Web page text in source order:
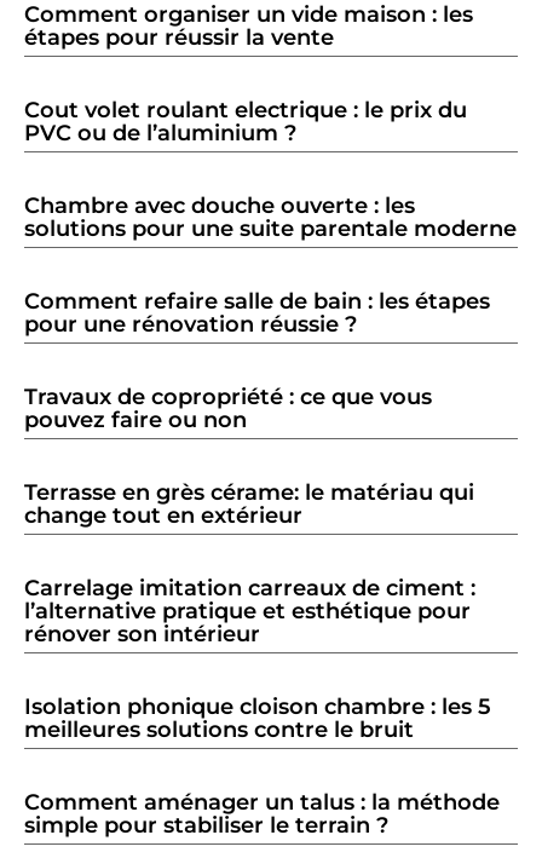
Comment organiser un vide maison : les
étapes pour réussir la vente
Cout volet roulant electrique : le prix du
PVC ou de l’aluminium ?
Chambre avec douche ouverte : les
solutions pour une suite parentale moderne
Comment refaire salle de bain : les étapes
pour une rénovation réussie ?
Travaux de copropriété : ce que vous
pouvez faire ou non
Terrasse en grès cérame: le matériau qui
change tout en extérieur
Carrelage imitation carreaux de ciment :
l’alternative pratique et esthétique pour
rénover son intérieur
Isolation phonique cloison chambre : les 5
meilleures solutions contre le bruit
Comment aménager un talus : la méthode
simple pour stabiliser le terrain ?